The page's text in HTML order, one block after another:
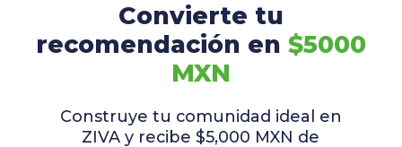
Convierte tu
recomendación en $5000
MXN
Construye tu comunidad ideal en
ZIVA y recibe $5,000 MXN de